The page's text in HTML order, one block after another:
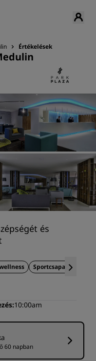
Értékelések
és
Sportcsapatoknak
10:00am
60 napban